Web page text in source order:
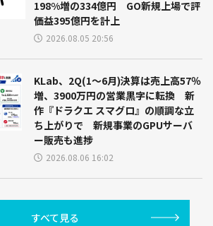
198%増の334億円 GO新規上場で評
価益395億円を計上
2026.08.05 20:56
KLab、2Q(1～6月)決算は売上高57％
増、3900万円の営業黒字に転換 新
作『ドラクエ スマグロ』の順調な立
ち上がりで 新規事業のGPUサーバ
ー販売も進捗
2026.08.06 16:02
すべて見る